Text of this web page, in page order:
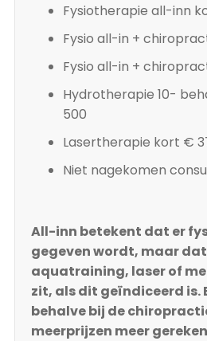
Fysiotherapie all-inn
Fysio all-in +
Fysio all-in +
Hydrotherapie 10-
500
Lasertherapie kort €
Niet nagekomen
All-inn betekent dat er
gegeven wordt, maar
aquatraining, laser of
zit, als dit geïndiceerd is.
behalve bij de
meerprijzen meer